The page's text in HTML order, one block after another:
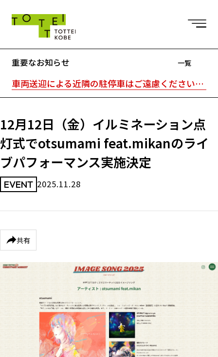
重要なお知らせ
車両送迎による近隣の駐停車はご遠慮ください。駐車場はTOTTEI外の近隣駐車場をご利用ください。｜TOTTEI内はキャッシュレスです。
一覧
12月12日（金）イルミネーション点
灯式でotsumami feat.mikanのライ
ブパフォーマンス実施決定
EVENT 2025.11.28
共有